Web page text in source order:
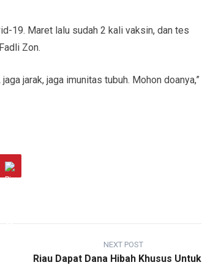
19. Maret lalu sudah 2 kali vaksin, dan tes
Zon.
jarak, jaga imunitas tubuh. Mohon doanya,”
NEXT POST
Riau Dapat Dana Hibah Khusus Untuk